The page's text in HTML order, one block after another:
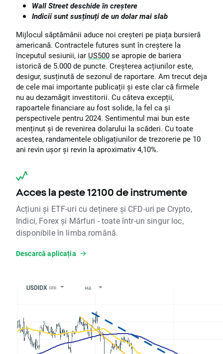
Wall Street deschide în creștere
Indicii sunt susținuți de un dolar mai slab
Mijlocul săptămânii aduce noi creșteri pe piața bursieră
americană. Contractele futures sunt în creștere la
începutul sesiunii, iar US500 se apropie de bariera
istorică de 5.000 de puncte. Creșterea acțiunilor este,
desigur, susținută de sezonul de raportare. Am trecut deja
de cele mai importante publicații și este clar că firmele
nu au dezamăgit investitorii. Cu câteva excepții,
rapoartele financiare au fost solide, la fel ca și
perspectivele pentru 2024. Sentimentul mai bun este
menținut și de revenirea dolarului la scăderi. Cu toate
acestea, randamentele obligațiunilor de trezorerie pe 10
ani revin ușor și revin la aproximativ 4,10%.
Acces la peste 12100 de instrumente
Acțiuni și ETF-uri cu deținere și CFD-uri pe Crypto,
Indici, Forex și Mărfuri - toate într-un singur loc,
disponibile în limba română.
Descarcă aplicația